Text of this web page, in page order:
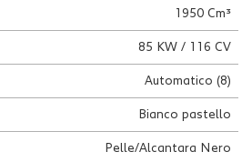
1950 Cm³
85 KW / 116 CV
Automatico (8)
Bianco pastello
Pelle/Alcantara Nero